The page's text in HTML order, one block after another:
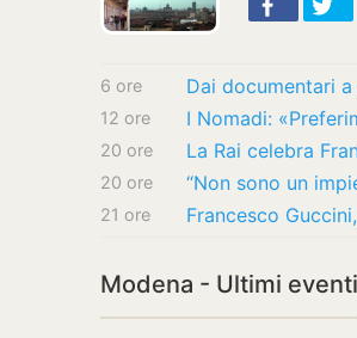
6 ore Dai documentari
12 ore
20 ore
20 ore
21 ore
Modena - Ultimi eventi